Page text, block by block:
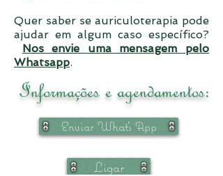
Quer saber se auriculoterapia pode
ajudar em algum caso específico?
Nos envie uma mensagem pelo
Whatsapp.
Informações e agendamentos:
Enviar What's App
Ligar